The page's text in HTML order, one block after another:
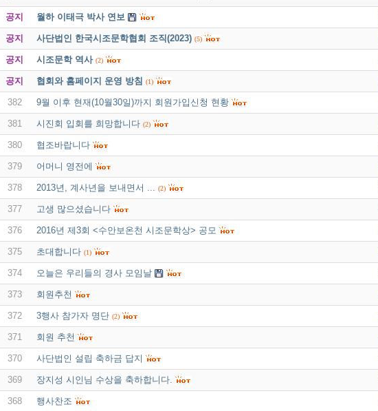
공지 월하 이태극 박사 연보
공지 사단법인 한국시조문학협회 조직(2023) (5)
공지 시조문학 역사 (2)
공지 협회와 홈페이지 운영 방침 (1)
382 9월 이후 현재(10월30일)까지 회원가입신청 현황
381 시진회 입회를 희망합니다 (2)
380 협조바랍니다
379 어머니 영전에
378 2013년, 계사년을 보내면서 ... (2)
377 고생 많으셨습니다
376 2016년 제3회 <수안보온천 시조문학상> 공모
375 초대합니다 (1)
374 오늘은 우리들의 경사 모임날
373 회원추천
372 3행사 참가자 명단 (2)
371 회원 추천
370 사단법인 설립 축하금 답지
369 장지성 시인님 수상을 축하합니다.
368 행사찬조